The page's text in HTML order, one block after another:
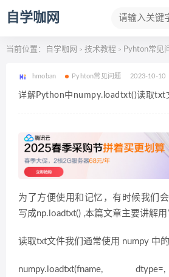
自学咖网
当前位置： 自学咖网 > 技术教程 > Pyhton常见
hmoban Pyhton常见问题 2023-10-10
详解Python中numpy.loadtxt()读取txt
为了方便使用和记忆，有时候我们
写成np.loadtxt() ,本篇文章主要讲解用
读取txt文件我们通常使用 numpy 中
numpy.loadtxt(fname,